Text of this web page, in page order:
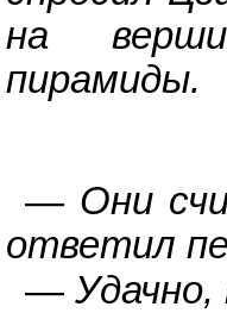
на
пирамиды.
— Они
ответил
—